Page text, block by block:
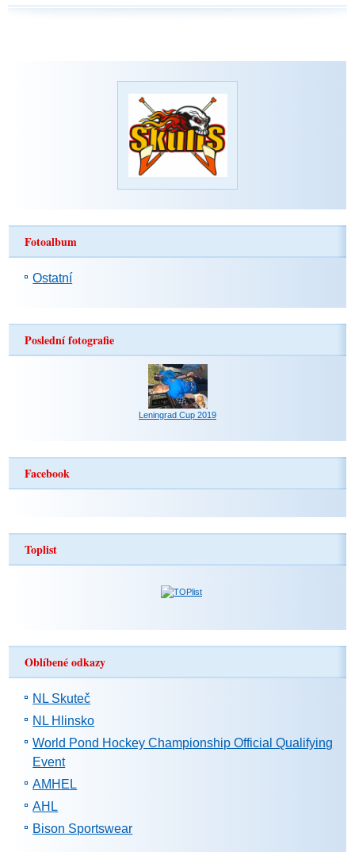
Fotoalbum
Ostatní
Poslední fotografie
Leningrad Cup 2019
Facebook
Toplist
Oblíbené odkazy
NL Skuteč
NL Hlinsko
World Pond Hockey Championship Official Qualifying
Event
AMHEL
AHL
Bison Sportswear